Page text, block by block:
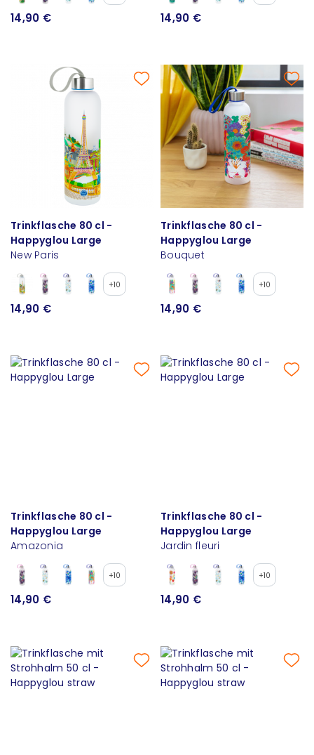
14,90 € 14,90 €
Trinkflasche 80 cl -
Happyglou Large
New Paris
+10
14,90 €
Trinkflasche 80 cl -
Happyglou Large
Bouquet
+10
14,90 €
Trinkflasche 80 cl -
Happyglou Large
Amazonia
+10
14,90 €
Trinkflasche 80 cl -
Happyglou Large
Jardin fleuri
+10
14,90 €